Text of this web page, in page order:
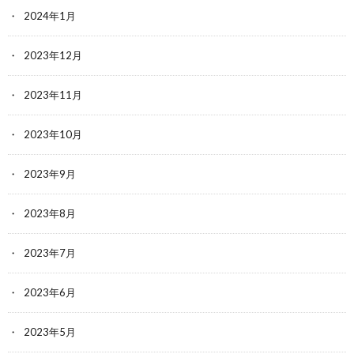
2024年1月
2023年12月
2023年11月
2023年10月
2023年9月
2023年8月
2023年7月
2023年6月
2023年5月